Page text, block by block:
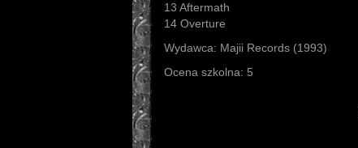
13 Aftermath
14 Overture
Wydawca: Majii Records (1993)
Ocena szkolna: 5